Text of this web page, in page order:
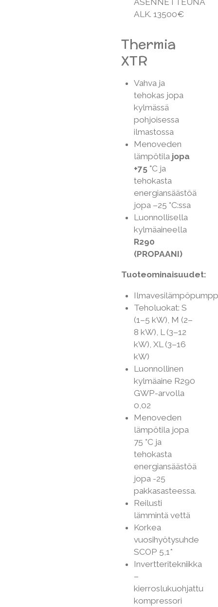
ASENNETTEUNA
ALK. 13500€
Thermia
XTR
Vahva ja
tehokas jopa
kylmässä
pohjoisessa
ilmastossa
Menoveden
lämpötila jopa
+75 °C ja
tehokasta
energiansäästöä
jopa –25 °C:ssa
Luonnollisella
kylmäaineella
R290
(PROPAANI)
Tuoteominaisuudet:
Teholuokat: S
(1–5 kW), M (2–
8 kW), L (3–12
kW), XL (3–16
kW)
Luonnollinen
kylmäaine R290
GWP-arvolla
0,02
Menoveden
lämpötila jopa
75 °C ja
tehokasta
energiansäästöä
jopa -25
pakkasasteessa.
Reilusti
lämmintä vettä
Korkea
vuosihyötysuhde
SCOP 5,1*
Invertteritekniikka
–
kierroslukuohjattu
kompressori